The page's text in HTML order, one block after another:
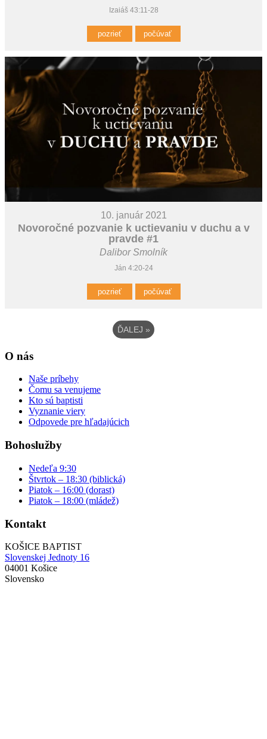
Izaiáš 43:11-28
pozrieť počúvať
10. január 2021
Novoročné pozvanie k uctievaniu v duchu a v
pravde #1
Dalibor Smolník
Ján 4:20-24
pozrieť počúvať
ĎALEJ »
O nás
Naše príbehy
Čomu sa venujeme
Kto sú baptisti
Vyznanie viery
Odpovede pre hľadajúcich
Bohoslužby
Nedeľa 9:30
Štvrtok – 18:30 (biblická)
Piatok – 16:00 (dorast)
Piatok – 18:00 (mládež)
Kontakt
KOŠICE BAPTIST
Slovenskej Jednoty 16
04001 Košice
Slovensko